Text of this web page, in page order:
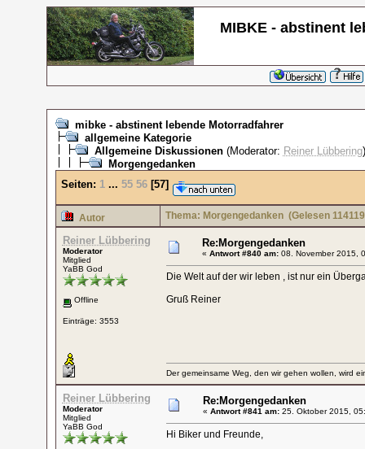
MIBKE - abstinent
mibke - abstinent lebende Motorradfahrer
allgemeine Kategorie
Allgemeine Diskussionen(Moderator: Reiner Lübbering)
Morgengedanken
Seiten: 1 ... 55 56[57]
Autor Thema: Morgengedanken(Gelesen
Reiner Lübbering
Moderator
Mitglied
YaBB God
Offline
Einträge: 3553
Re:Morgengedanken
« Antwort #840 am:08. November 2015,
Die Welt auf der wir leben , ist nur ein
Gruß Reiner
Der gemeinsame Weg, den wir gehen wollen, wird
Reiner Lübbering
Moderator
Mitglied
YaBB God
Re:Morgengedanken
« Antwort #841 am:25. Oktober 2015,
Hi Biker und Freunde,